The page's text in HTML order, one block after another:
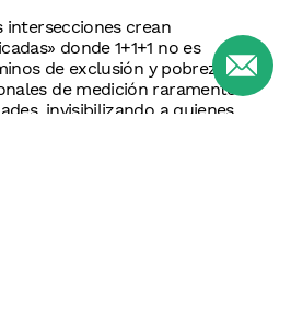
intersecciones crean
donde 1+1+1 no es
de exclusión y pobreza.
de medición raramente
invisibilizando a quienes